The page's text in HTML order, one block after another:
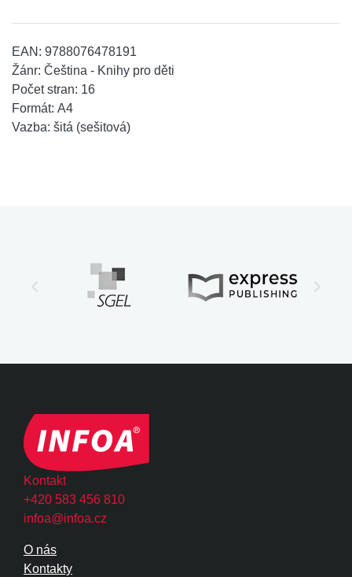
EAN: 9788076478191
Žánr: Čeština - Knihy pro děti
Počet stran: 16
Formát: A4
Vazba: šitá (sešitová)
Kontakt
+420 583 456 810
infoa@infoa.cz
O nás
Kontakty